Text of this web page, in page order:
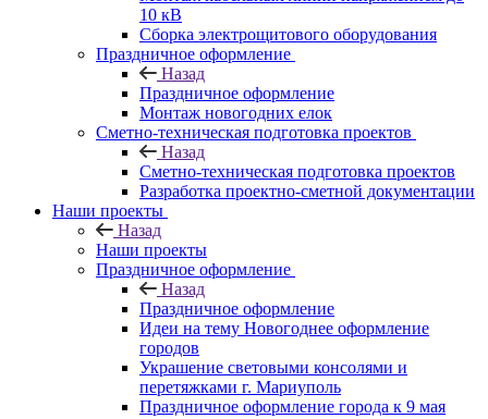
10 кВ
Сборка электрощитового оборудования
Праздничное оформление
Назад
Праздничное оформление
Монтаж новогодних елок
Сметно-техническая подготовка проектов
Назад
Сметно-техническая подготовка проектов
Разработка проектно-сметной документации
Наши проекты
Назад
Наши проекты
Праздничное оформление
Назад
Праздничное оформление
Идеи на тему Новогоднее оформление
городов
Украшение световыми консолями и
перетяжками г. Мариуполь
Праздничное оформление города к 9 мая